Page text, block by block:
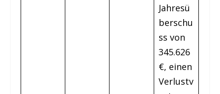
Jahresü
berschu
ss von
345.626
€, einen
Verlustv